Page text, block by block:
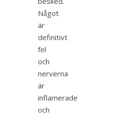
Något
är
definitivt
fel
och
nerverna
är
inflamerade
och